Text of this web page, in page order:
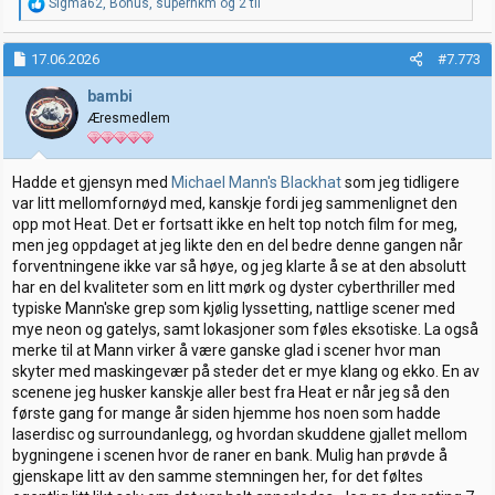
e
a
k
s
j
o
n
e
r
:
Sigma62, Bonus, superhkm og 2 til
17.06.2026 #7.773
bambi
Æresmedlem
Hadde et gjensyn med Michael Mann's Blackhatsom jeg tidligere
var litt mellomfornøyd med, kanskje fordi jeg sammenlignet den
opp mot Heat. Det er fortsatt ikke en helt top notch film for meg,
men jeg oppdaget at jeg likte den en del bedre denne gangen når
forventningene ikke var så høye, og jeg klarte å se at den absolutt
har en del kvaliteter som en litt mørk og dyster cyberthriller med
typiske Mann'ske grep som kjølig lyssetting, nattlige scener med
mye neon og gatelys, samt lokasjoner som føles eksotiske. La også
merke til at Mann virker å være ganske glad i scener hvor man
skyter med maskingevær på steder det er mye klang og ekko. En av
scenene jeg husker kanskje aller best fra Heat er når jeg så den
første gang for mange år siden hjemme hos noen som hadde
laserdisc og surroundanlegg, og hvordan skuddene gjallet mellom
bygningene i scenen hvor de raner en bank. Mulig han prøvde å
gjenskape litt av den samme stemningen her, for det føltes